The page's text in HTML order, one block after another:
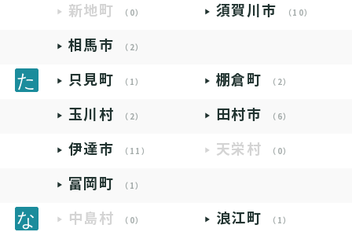
新地町 （0） 須賀川市 （10）
相馬市 （2）
只見町 （1） 棚倉町 （2）
玉川村 （2） 田村市 （6）
伊達市 （11） 天栄村 （0）
富岡町 （1）
中島村 （0） 浪江町 （1）